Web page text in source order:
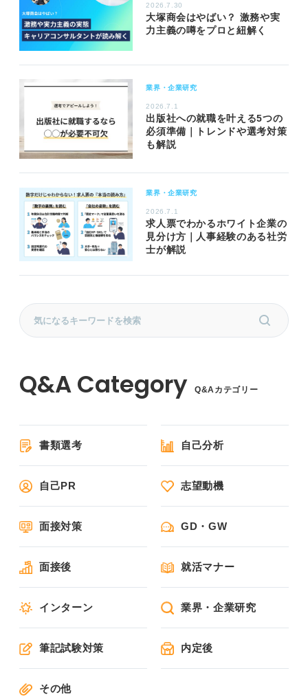
2026.7.30
大塚商会はやばい？ 激務や実
力主義の噂をプロと紐解く
業界・企業研究
2026.7.1
出版社への就職を叶える5つの
必須準備｜トレンドや選考対策
も解説
業界・企業研究
2026.7.1
求人票でわかるホワイト企業の
見分け方｜人事経験のある社労
士が解説
Q&Aカテゴリー
書類選考 自己分析
自己PR 志望動機
面接対策 GD・GW
面接後 就活マナー
インターン 業界・企業研究
筆記試験対策 内定後
その他